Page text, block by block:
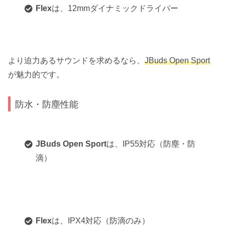
Flexは、12mmダイナミックドライバー
より迫力あるサウンドを求めるなら、 JBuds Open Sport
が魅力的です。
防水・防塵性能
JBuds Open Sportは、IP55対応（防塵・防
滴）
Flexは、IPX4対応（防滴のみ）